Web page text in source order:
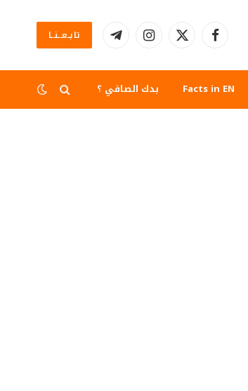
فيسبوكX الانستغرامتيلقرام تابــعــنــا
Facts in EN بدك الصافي ؟